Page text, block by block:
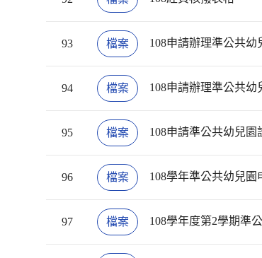
93 檔案 108申請辦理準公共
94 檔案 108申請辦理準公共幼
95 檔案 108申請準公共幼兒
96 檔案 108學年準公共幼兒
97 檔案 108學年度第2學期準